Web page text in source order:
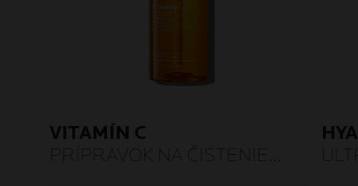
VITAMÍN C
PRÍPRAVOK NA ČISTENIE